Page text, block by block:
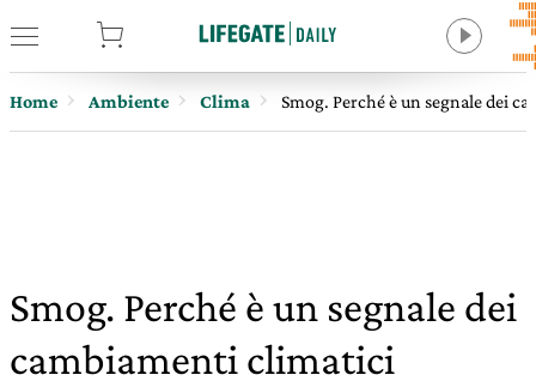
Home Ambiente Clima Smog. Perché è un segnale dei
Smog. Perché è un segnale dei
cambiamenti climatici